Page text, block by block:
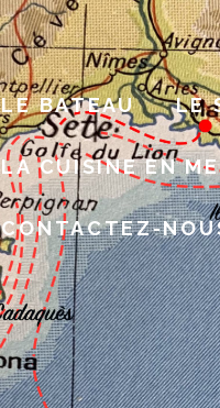
LE BATEAU LE
LA CUISINE EN
CONTACTEZ-